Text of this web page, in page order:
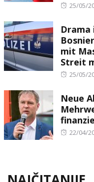
Posted
25/05/
Drama
mit
Streit
Posted
25/05/
Neue
Posted
22/04/